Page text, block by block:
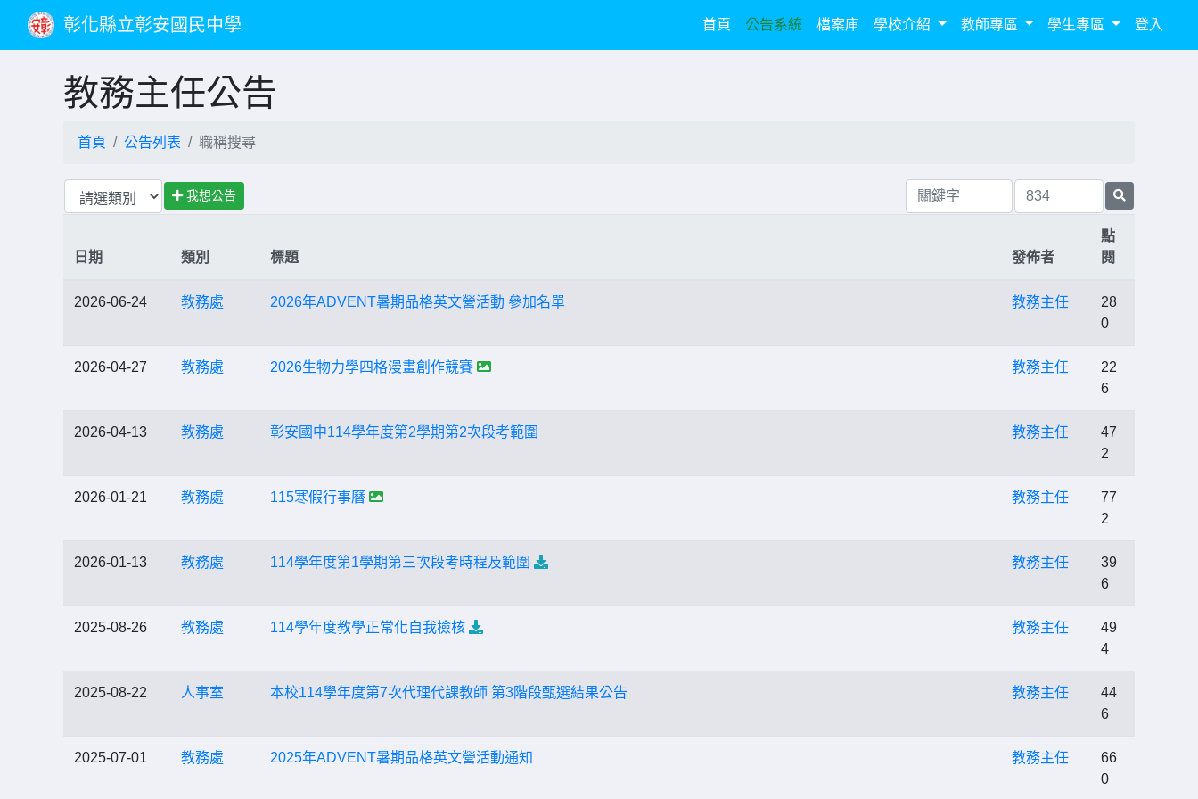
彰化縣立彰安國民中學 首頁(current)
公告系統 檔案庫 學校介紹 教師專區 學生專區 登入
教務主任公告
首頁 公告列表 職稱搜尋
我想公告
日期 類別 標題 發佈者
點
閱
2026-06-24 教務處 2026年ADVENT暑期品格英文營活動 參加名單 教務主任
28
0
2026-04-27 教務處 2026生物力學四格漫畫創作競賽 教務主任
22
6
2026-04-13 教務處 彰安國中114學年度第2學期第2次段考範圍 教務主任
47
2
2026-01-21 教務處 115寒假行事曆 教務主任
77
2
2026-01-13 教務處 114學年度第1學期第三次段考時程及範圍 教務主任
39
6
2025-08-26 教務處 114學年度教學正常化自我檢核 教務主任
49
4
2025-08-22 人事室 本校114學年度第7次代理代課教師 第3階段甄選結果公告 教務主任
44
6
2025-07-01 教務處 2025年ADVENT暑期品格英文營活動通知 教務主任
66
0